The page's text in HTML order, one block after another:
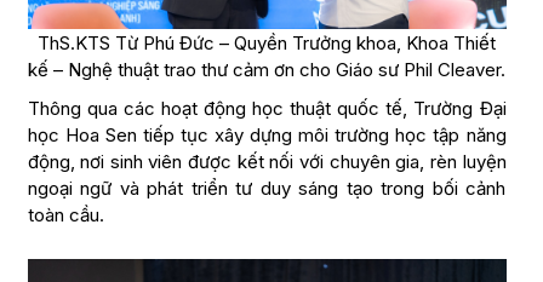
ThS.KTS Từ Phú Đức – Quyền Trưởng khoa, Khoa Thiết
kế – Nghệ thuật trao thư cảm ơn cho Giáo sư Phil Cleaver.
Thông qua các hoạt động học thuật quốc tế, Trường Đại
học Hoa Sen tiếp tục xây dựng môi trường học tập năng
động, nơi sinh viên được kết nối với chuyên gia, rèn luyện
ngoại ngữ và phát triển tư duy sáng tạo trong bối cảnh
toàn cầu.